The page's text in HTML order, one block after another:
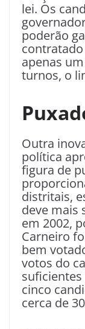
lei. Os
poderão
apenas
turnos, o
Outra
política
figura de
distritais,
deve mais
em 2002,
Carneiro
bem
votos do
cinco
cerca de